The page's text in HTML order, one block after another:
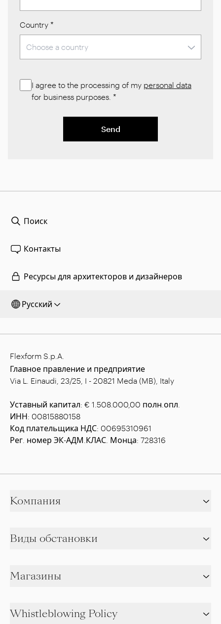
Country *
I agree to the processing of my personal data
for business purposes. *
Send
Поиск
Контакты
Ресурсы для архитекторов и дизайнеров
Русский
Flexform S.p.A.
Главное правление и предприятие
Via L. Einaudi, 23/25, I - 20821 Meda (MB), Italy
Уставный капитал: € 1.508.000,00 полн.опл.
ИНН: 00815880158
Код плательщика НДС: 00695310961
Рег. номер ЭК-АДМ.КЛАС. Монца: 728316
Компания
Виды обстановки
Магазины
Whistleblowing Policy